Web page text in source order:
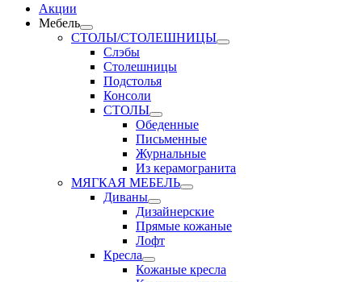
Акции
Мебель
СТОЛЫ/СТОЛЕШНИЦЫ
Слэбы
Столешницы
Подстолья
Консоли
СТОЛЫ
Обеденные
Письменные
Журнальные
Из керамогранита
МЯГКАЯ МЕБЕЛЬ
Диваны
Дизайнерские
Прямые кожаные
Лофт
Кресла
Кожаные кресла